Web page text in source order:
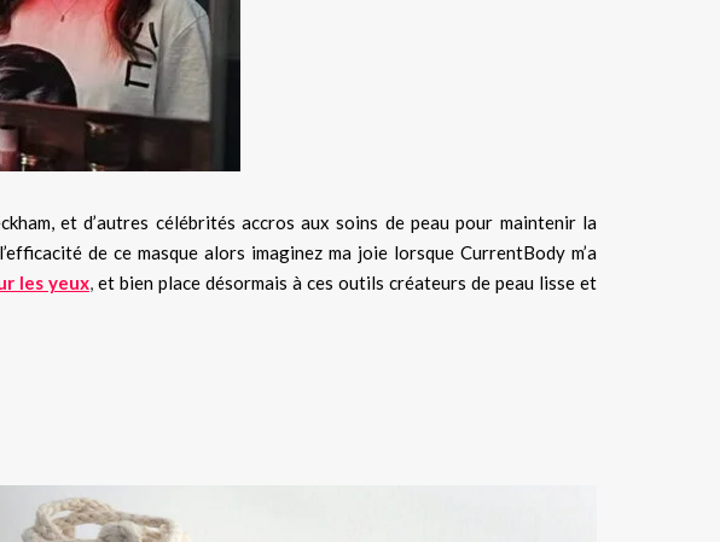
et d’autres célébrités accros aux soins de peau pour maintenir la
de ce masque alors imaginez ma joie lorsque CurrentBody m’a
les yeux,et bien place désormais à ces outils créateurs de peau lisse et